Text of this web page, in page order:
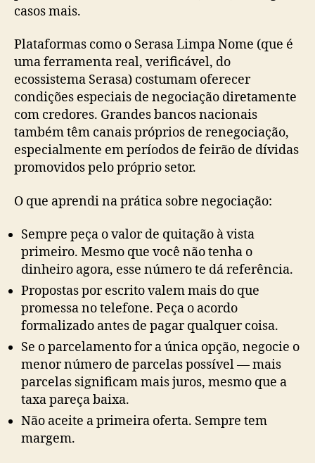
casos mais.
Plataformas como o Serasa Limpa Nome (que é
uma ferramenta real, verificável, do
ecossistema Serasa) costumam oferecer
condições especiais de negociação diretamente
com credores. Grandes bancos nacionais
também têm canais próprios de renegociação,
especialmente em períodos de feirão de dívidas
promovidos pelo próprio setor.
O que aprendi na prática sobre negociação:
Sempre peça o valor de quitação à vista
primeiro. Mesmo que você não tenha o
dinheiro agora, esse número te dá referência.
Propostas por escrito valem mais do que
promessa no telefone. Peça o acordo
formalizado antes de pagar qualquer coisa.
Se o parcelamento for a única opção, negocie o
menor número de parcelas possível — mais
parcelas significam mais juros, mesmo que a
taxa pareça baixa.
Não aceite a primeira oferta. Sempre tem
margem.